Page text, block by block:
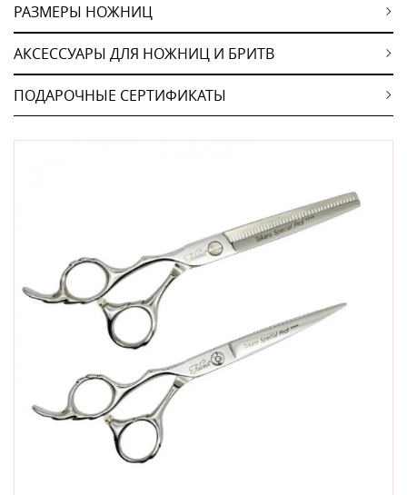
РАЗМЕРЫ НОЖНИЦ
АКСЕССУАРЫ ДЛЯ НОЖНИЦ И БРИТВ
ПОДАРОЧНЫЕ СЕРТИФИКАТЫ